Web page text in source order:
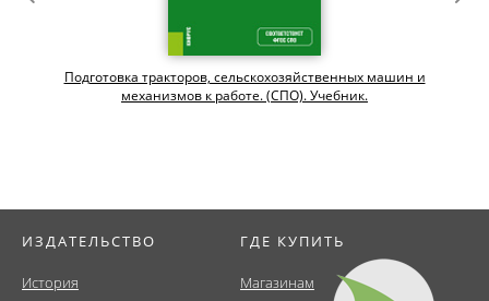
Подготовка тракторов, сельскохозяйственных машин и
механизмов к работе. (СПО). Учебник.
ИЗДАТЕЛЬСТВО
История
ГДЕ КУПИТЬ
Магазинам